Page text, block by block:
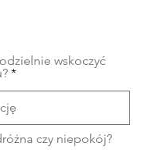
wskoczyć
czy niepokój?